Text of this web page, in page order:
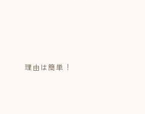
理由は簡単！⁡